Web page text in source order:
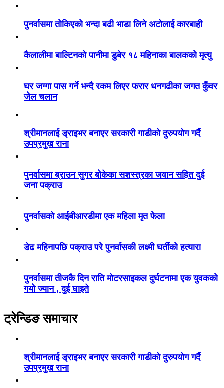
पुनर्वासमा तोकिएको भन्दा बढी भाडा लिने अटोलाई कारबाही
कैलालीमा बाल्टिनको पानीमा डुबेर १८ महिनाका बालकको मृत्यु
घर जग्गा पास गर्ने भन्दै रकम लिएर फरार धनगढीका जगत कुँवर
जेल चलान
श्रीमानलाई ड्राइभर बनाएर सरकारी गाडीको दुरुपयोग गर्दै
उपप्रमुख राना
पुनर्वासमा ब्राउन सुगर बोकेका सशस्त्रका जवान सहित दुई
जना पक्राउ
पुनर्वासको आईबीआरडीमा एक महिला मृत फेला
डेढ महिनापछि पक्राउ परे पुनर्वासकी लक्ष्मी घर्तीको हत्यारा
पुनर्वासमा तीजकै दिन राति मोटरसाइकल दुर्घटनामा एक युवकको
गयो ज्यान , दुई घाइते
ट्रेन्डिङ समाचार
श्रीमानलाई ड्राइभर बनाएर सरकारी गाडीको दुरुपयोग गर्दै
उपप्रमुख राना